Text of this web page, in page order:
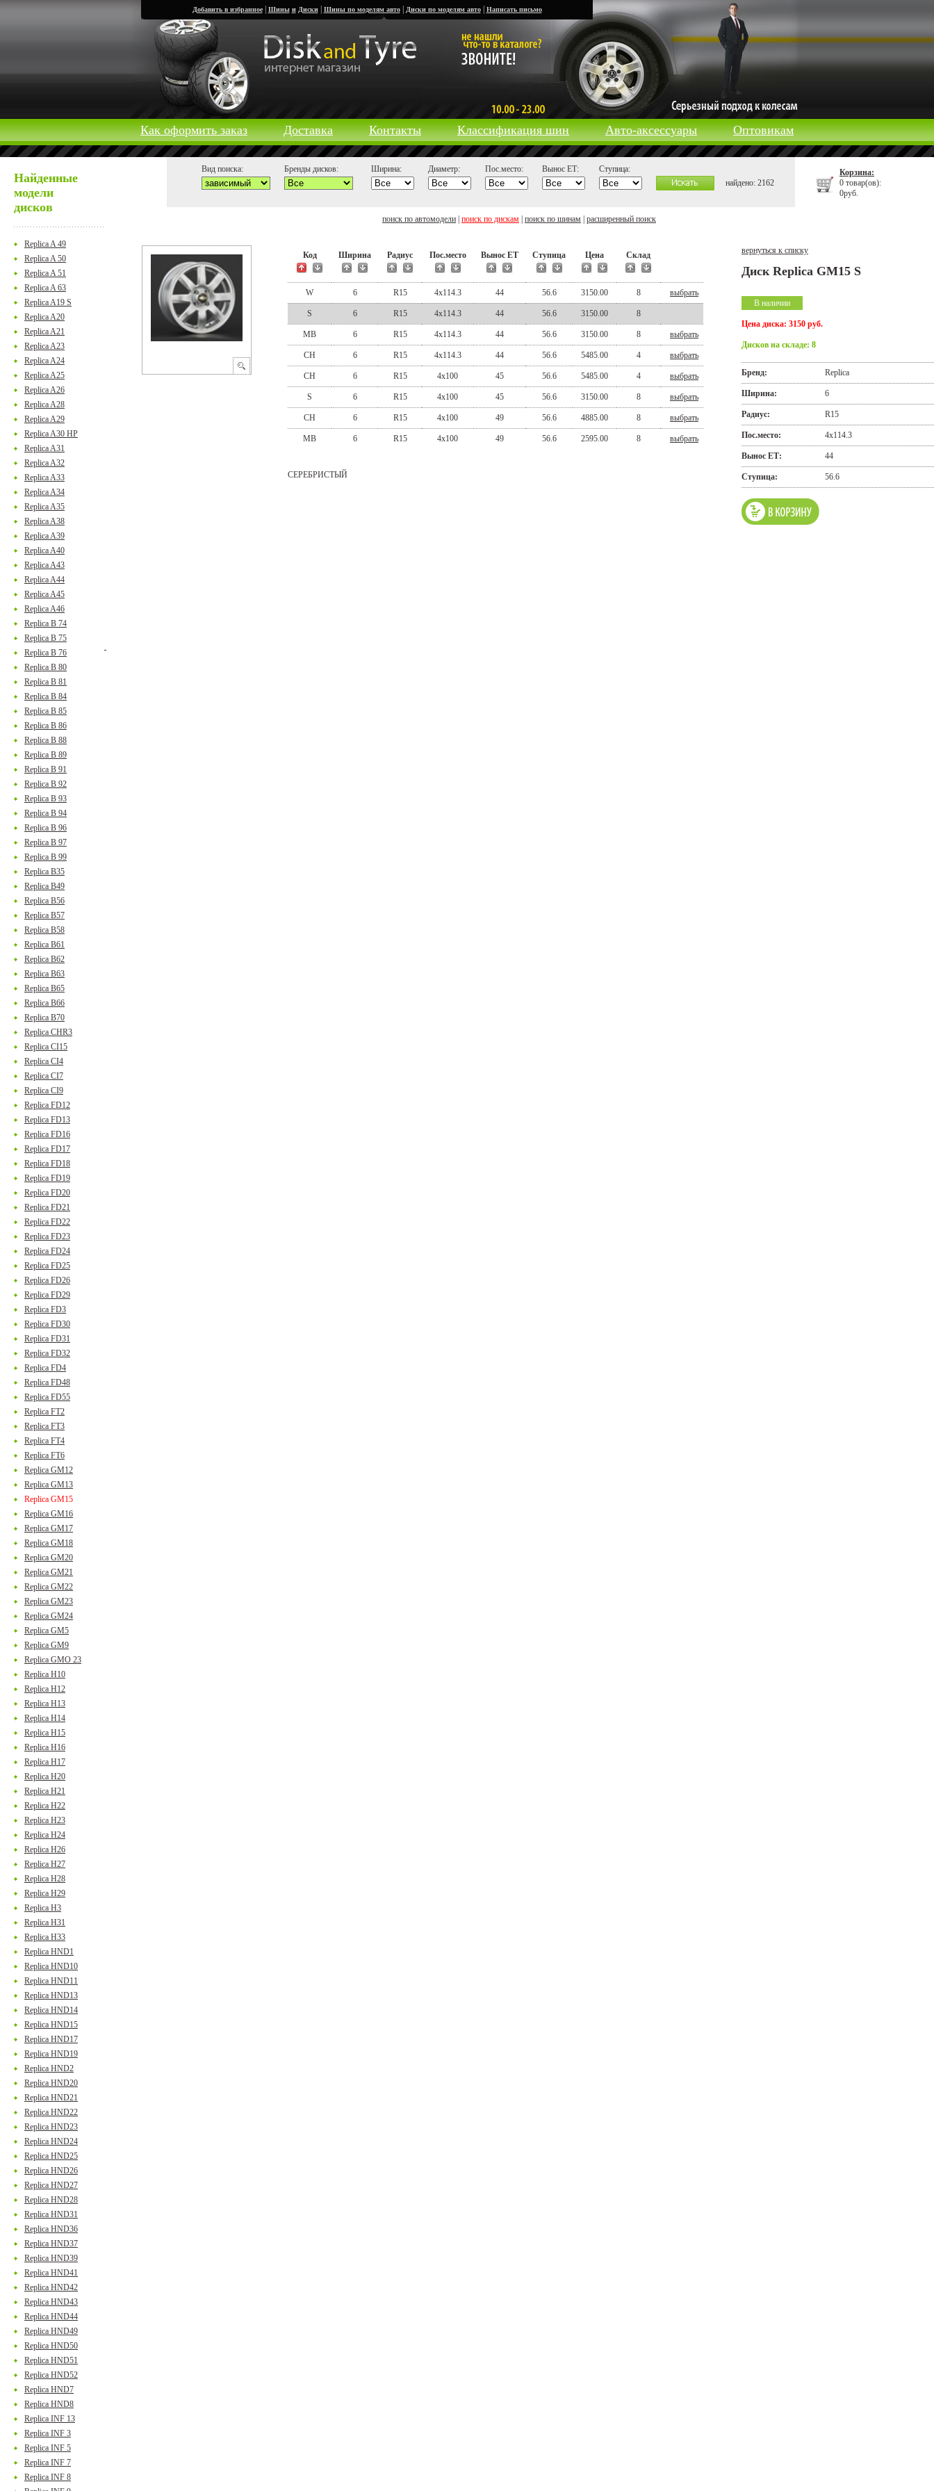
Добавить в избранное| Шины и Диски| Шины по моделям авто| Диски по моделям авто| Написать письмо
Как оформить заказ Доставка Контакты Классификация шин Авто-аксессуары Оптовикам
Корзина:
0 товар(ов):
0руб.
Найденные
модели
дисков
Replica A 49
Replica A 50
Replica A 51
Replica A 63
Replica A19 S
Replica A20
Replica A21
Replica A23
Replica A24
Replica A25
Replica A26
Replica A28
Replica A29
Replica A30 HP
Replica A31
Replica A32
Replica A33
Replica A34
Replica A35
Replica A38
Replica A39
Replica A40
Replica A43
Replica A44
Replica A45
Replica A46
Replica B 74
Replica B 75
Replica B 76
Replica B 80
Replica B 81
Replica B 84
Replica B 85
Replica B 86
Replica B 88
Replica B 89
Replica B 91
Replica B 92
Replica B 93
Replica B 94
Replica B 96
Replica B 97
Replica B 99
Replica B35
Replica B49
Replica B56
Replica B57
Replica B58
Replica B61
Replica B62
Replica B63
Replica B65
Replica B66
Replica B70
Replica CHR3
Replica CI15
Replica CI4
Replica CI7
Replica CI9
Replica FD12
Replica FD13
Replica FD16
Replica FD17
Replica FD18
Replica FD19
Replica FD20
Replica FD21
Replica FD22
Replica FD23
Replica FD24
Replica FD25
Replica FD26
Replica FD29
Replica FD3
Replica FD30
Replica FD31
Replica FD32
Replica FD4
Replica FD48
Replica FD55
Replica FT2
Replica FT3
Replica FT4
Replica FT6
Replica GM12
Replica GM13
Replica GM15
Replica GM16
Replica GM17
Replica GM18
Replica GM20
Replica GM21
Replica GM22
Replica GM23
Replica GM24
Replica GM5
Replica GM9
Replica GMO 23
Replica H10
Replica H12
Replica H13
Replica H14
Replica H15
Replica H16
Replica H17
Replica H20
Replica H21
Replica H22
Replica H23
Replica H24
Replica H26
Replica H27
Replica H28
Replica H29
Replica H3
Replica H31
Replica H33
Replica HND1
Replica HND10
Replica HND11
Replica HND13
Replica HND14
Replica HND15
Replica HND17
Replica HND19
Replica HND2
Replica HND20
Replica HND21
Replica HND22
Replica HND23
Replica HND24
Replica HND25
Replica HND26
Replica HND27
Replica HND28
Replica HND31
Replica HND36
Replica HND37
Replica HND39
Replica HND41
Replica HND42
Replica HND43
Replica HND44
Replica HND49
Replica HND50
Replica HND51
Replica HND52
Replica HND7
Replica HND8
Replica INF 13
Replica INF 3
Replica INF 5
Replica INF 7
Replica INF 8
Вид поиска: Бренды дисков: Ширина: Диаметр: Пос.место: Вынос ЕТ:
Ступица:
найдено: 2162
поиск по автомодели поиск по дискам поиск по шинам расширенный поиск
Код Ширина Радиус Пос.место Вынос ЕТ Ступица Цена Склад
W 6 R15 4x114.3 44 56.6 3150.00 8 выбрать
S 6 R15 4x114.3 44 56.6 3150.00 8
MB 6 R15 4x114.3 44 56.6 3150.00 8 выбрать
CH 6 R15 4x114.3 44 56.6 5485.00 4 выбрать
CH 6 R15 4x100 45 56.6 5485.00 4 выбрать
S 6 R15 4x100 45 56.6 3150.00 8 выбрать
CH 6 R15 4x100 49 56.6 4885.00 8 выбрать
MB 6 R15 4x100 49 56.6 2595.00 8 выбрать
СЕРЕБРИСТЫЙ
вернуться к списку
Диск Replica GM15 S
В наличии
Цена диска: 3150 руб.
Дисков на складе: 8
Бренд: Replica
Ширина: 6
Радиус: R15
Пос.место: 4x114.3
Вынос ЕТ: 44
Ступица: 56.6